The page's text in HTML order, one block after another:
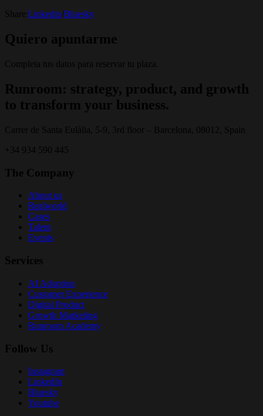
Share: Linkedin Bluesky
Quiero apuntarme
Completa tus datos para reservar tu plaza.
Runroom: strategy, product, and growth
to transform your business.
Carrer de Santa Eulàlia, 5-9, 3rd floor – Barcelona, 08012, Spain
+34 934 590 445
The Company
About us
Realworld
Cases
Talent
Events
Services
AI Adoption
Customer Experience
Digital Product
Growth Marketing
Runroom Academy
Follow Us
Instagram
LinkedIn
Bluesky
Youtube